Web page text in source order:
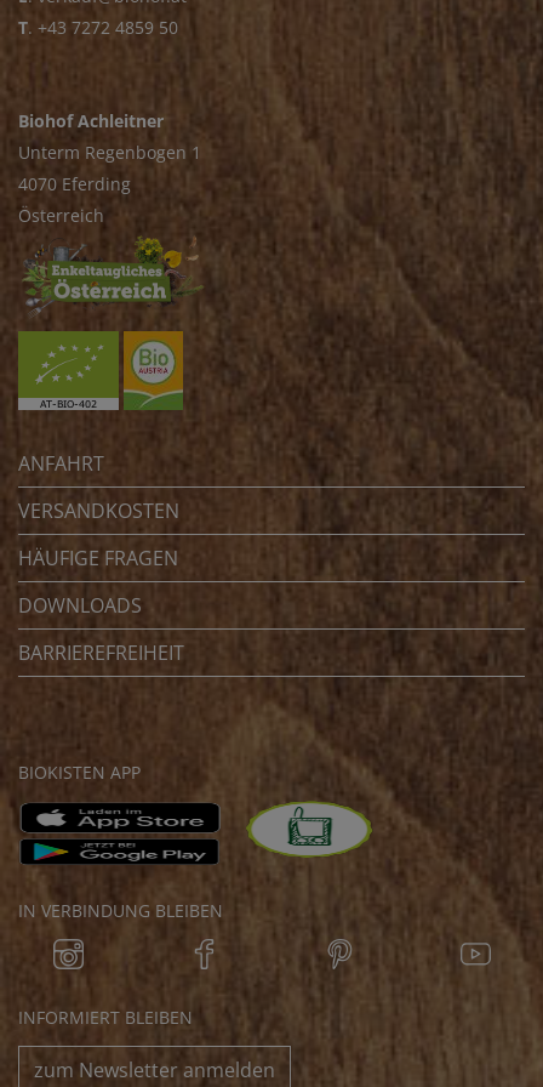
T. +43 7272 4859 50
Biohof Achleitner
Unterm Regenbogen 1
4070 Eferding
Österreich
ANFAHRT
VERSANDKOSTEN
HÄUFIGE FRAGEN
DOWNLOADS
BARRIEREFREIHEIT
BIOKISTEN APP
IN VERBINDUNG BLEIBEN
INFORMIERT BLEIBEN
zum Newsletter anmelden